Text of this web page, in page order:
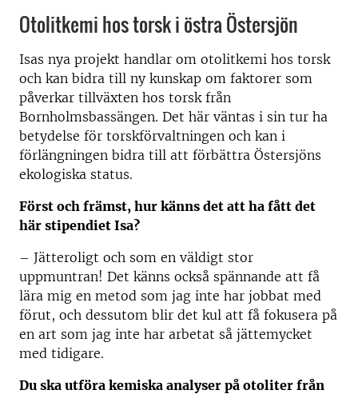
Otolitkemi hos torsk i östra Östersjön
Isas nya projekt handlar om otolitkemi hos torsk
och kan bidra till ny kunskap om faktorer som
påverkar tillväxten hos torsk från
Bornholmsbassängen. Det här väntas i sin tur ha
betydelse för torskförvaltningen och kan i
förlängningen bidra till att förbättra Östersjöns
ekologiska status.
Först och främst, hur känns det att ha fått det
här stipendiet Isa?
– Jätteroligt och som en väldigt stor
uppmuntran! Det känns också spännande att få
lära mig en metod som jag inte har jobbat med
förut, och dessutom blir det kul att få fokusera på
en art som jag inte har arbetat så jättemycket
med tidigare.
Du ska utföra kemiska analyser på otoliter från